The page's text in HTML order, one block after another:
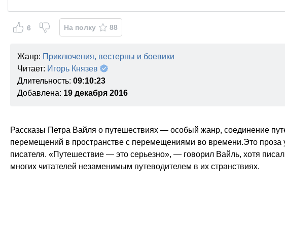
6 На полку 88
Жанр: Приключения, вестерны и боевики
Читает: Игорь Князев
Длительность: 09:10:23
Добавлена: 19 декабря 2016
Рассказы Петра Вайля о путешествиях — особый жанр, соединение
перемещений в пространстве с перемещениями во времени.Это проза
писателя. «Путешествие — это серьезно», — говорил Вайль, хотя
многих читателей незаменимым путеводителем в их странствиях.